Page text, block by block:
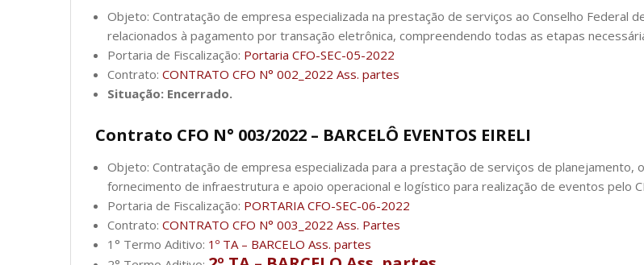
Objeto: Contratação de empresa especializada na prestação de serviços ao Conselho Federal
relacionados à pagamento por transação eletrônica, compreendendo todas as etapas
Portaria de Fiscalização: Portaria CFO-SEC-05-2022
Contrato: CONTRATO CFO N° 002_2022 Ass. partes
Situação: Encerrado.
Contrato CFO N° 003/2022 – BARCELÔ EVENTOS EIRELI
Objeto: Contratação de empresa especializada para a prestação de serviços de planejamento,
fornecimento de infraestrutura e apoio operacional e logístico para realização de eventos pelo
Portaria de Fiscalização: PORTARIA CFO-SEC-06-2022
Contrato: CONTRATO CFO N° 003_2022 Ass. Partes
1° Termo Aditivo: 1º TA – BARCELO Ass. partes